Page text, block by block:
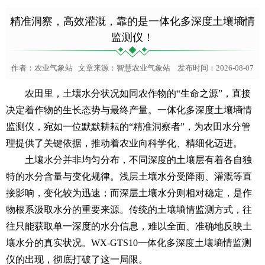
精准洞察，高效灌溉，靠的是一体化多深度土壤墒情
监测仪！
作者： 农业气象站 文章来源： 智慧农业气象站 发布时间：2026-08-07
农田里，土壤水分状况如同农作物的“生命之源”，直接
决定着作物的生长态势与最终产量。一体化多深度土壤墒情
监测仪，宛如一位默默耕耘的“精准洞察者”，为农田水分管
理提供了关键依据，推动着农业向科学化、精细化迈进。
土壤水分并非均匀分布，不同深度的土壤层有着各自独
特的水分含量与变化规律。浅层土壤水分受降雨、灌溉等直
接影响，变化较为迅速；而深层土壤水分则相对稳定，是作
物根系汲取水分的重要来源。传统的土壤墒情监测方式，往
往只能获取单一深度的水分信息，难以全面、准确地反映土
壤水分的真实状况。WX-GTS10一体化多深度土壤墒情监测
仪的出现，彻底打破了这一局限。